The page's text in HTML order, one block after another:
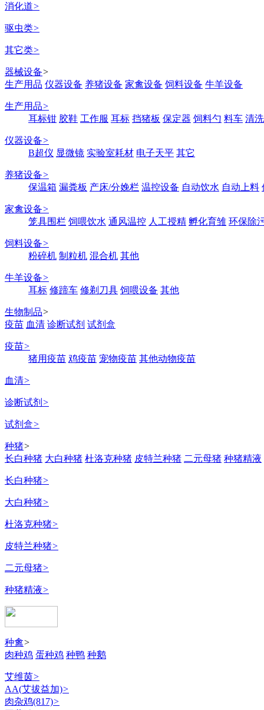
消化道>
驱虫类>
其它类>
器械设备>
生产用品 仪器设备 养猪设备 家禽设备 饲料设备 牛羊设备
生产用品>
耳标钳 胶鞋 工作服 耳标 挡猪板 保定器 饲料勺 料车 清
仪器设备>
B超仪 显微镜 实验室耗材 电子天平 其它
养猪设备>
保温箱 漏粪板 产床/分娩栏 温控设备 自动饮水 自动上料
家禽设备>
笼具围栏 饲喂饮水 通风温控 人工授精 孵化育雏 环保除
饲料设备>
粉碎机 制粒机 混合机 其他
牛羊设备>
耳标 修蹄车 修剃刀具 饲喂设备 其他
生物制品>
疫苗 血清 诊断试剂 试剂盒
疫苗>
猪用疫苗 鸡疫苗 宠物疫苗 其他动物疫苗
血清>
诊断试剂 >
试剂盒>
种猪>
长白种猪 大白种猪 杜洛克种猪 皮特兰种猪 二元母猪 种猪精液
长白种猪>
大白种猪>
杜洛克种猪>
皮特兰种猪>
二元母猪>
种猪精液>
种禽>
肉种鸡 蛋种鸡 种鸭 种鹅
艾维茵>
AA(艾拔益加)>
肉杂鸡(817)>